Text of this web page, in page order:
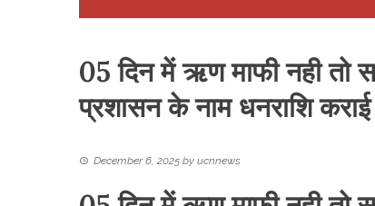
05 दिन में ऋण माफी नही तो
प्रशासन के नाम धनराशि
December 6, 2025 by ucnnews